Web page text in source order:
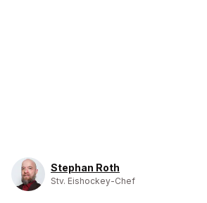
Stephan Roth
Stv. Eishockey-Chef